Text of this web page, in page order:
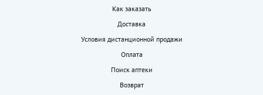
Как заказать
Доставка
Условия дистанционной продажи
Оплата
Поиск аптеки
Возврат